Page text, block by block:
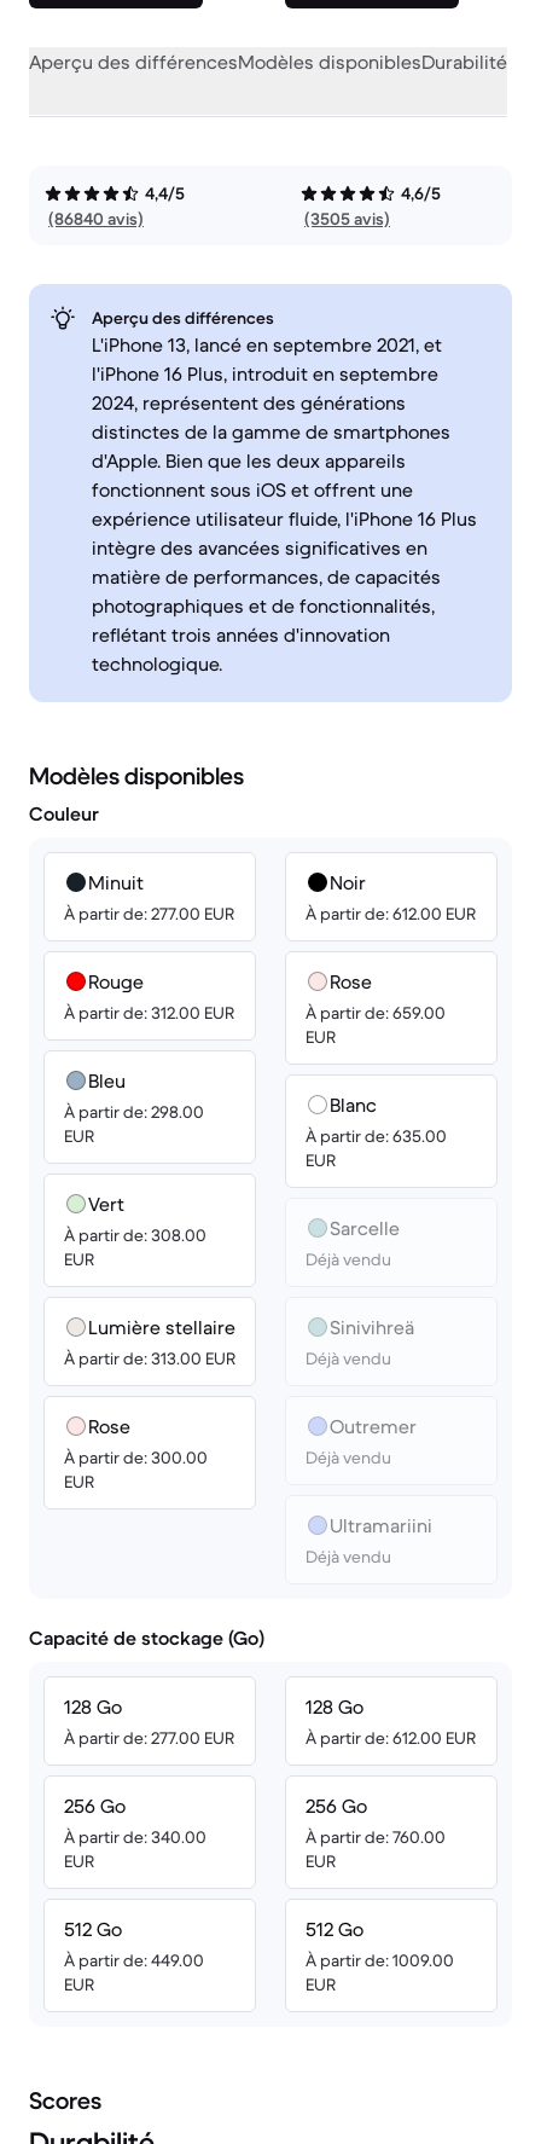
Aperçu des différencesModèles disponiblesDurabilité
4,4/5
(86840 avis)
4,6/5
(3505 avis)
Aperçu des différences
L'iPhone 13, lancé en septembre 2021, et
l'iPhone 16 Plus, introduit en septembre
2024, représentent des générations
distinctes de la gamme de smartphones
d'Apple. Bien que les deux appareils
fonctionnent sous iOS et offrent une
expérience utilisateur fluide, l'iPhone 16 Plus
intègre des avancées significatives en
matière de performances, de capacités
photographiques et de fonctionnalités,
reflétant trois années d'innovation
technologique.
Modèles disponibles
Couleur
Minuit
À partir de: 277.00 EUR
Rouge
À partir de: 312.00 EUR
Bleu
À partir de: 298.00
EUR
Vert
À partir de: 308.00
EUR
Lumière stellaire
À partir de: 313.00 EUR
Rose
À partir de: 300.00
EUR
Noir
À partir de: 612.00 EUR
Rose
À partir de: 659.00
EUR
Blanc
À partir de: 635.00
EUR
Sarcelle
Déjà vendu
Sini­­vihreä
Déjà vendu
Outremer
Déjà vendu
Ultra­mariini
Déjà vendu
Capacité de stockage (Go)
128 Go
À partir de: 277.00 EUR
256 Go
À partir de: 340.00
EUR
512 Go
À partir de: 449.00
EUR
128 Go
À partir de: 612.00 EUR
256 Go
À partir de: 760.00
EUR
512 Go
À partir de: 1009.00
EUR
Scores